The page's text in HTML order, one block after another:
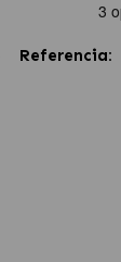
Referencia: